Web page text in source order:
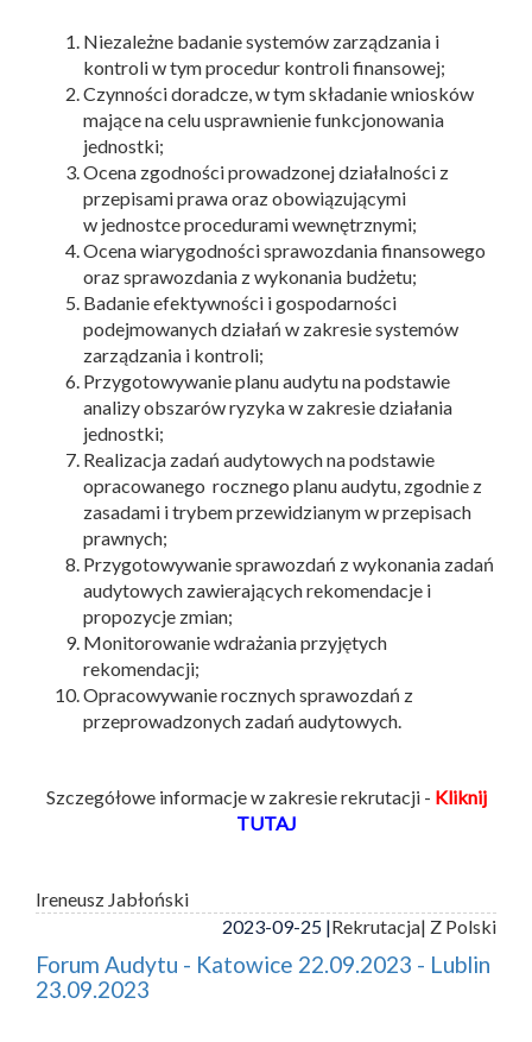
Niezależne badanie systemów zarządzania i
kontroli w tym procedur kontroli finansowej;
Czynności doradcze, w tym składanie wniosków
mające na celu usprawnienie funkcjonowania
jednostki;
Ocena zgodności prowadzonej działalności z
przepisami prawa oraz obowiązującymi
w jednostce procedurami wewnętrznymi;
Ocena wiarygodności sprawozdania finansowego
oraz sprawozdania z wykonania budżetu;
Badanie efektywności i gospodarności
podejmowanych działań w zakresie systemów
zarządzania i kontroli;
Przygotowywanie planu audytu na podstawie
analizy obszarów ryzyka w zakresie działania
jednostki;
Realizacja zadań audytowych na podstawie
opracowanego rocznego planu audytu, zgodnie z
zasadami i trybem przewidzianym w przepisach
prawnych;
Przygotowywanie sprawozdań z wykonania zadań
audytowych zawierających rekomendacje i
propozycje zmian;
Monitorowanie wdrażania przyjętych
rekomendacji;
Opracowywanie rocznych sprawozdań z
przeprowadzonych zadań audytowych.
Szczegółowe informacje w zakresie rekrutacji - Kliknij
TUTAJ
Ireneusz Jabłoński
2023-09-25 |Rekrutacja| Z Polski
Forum Audytu - Katowice 22.09.2023 - Lublin
23.09.2023